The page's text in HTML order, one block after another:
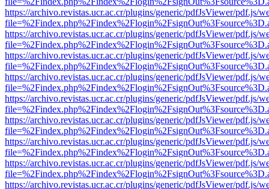
https://archivo.revistas.ucr.ac.cr/plugins/generic/pdfJsViewer/pdf.js/
https://archivo.revistas.ucr.ac.cr/plugins/generic/pdfJsViewer/pdf.js/
https://archivo.revistas.ucr.ac.cr/plugins/generic/pdfJsViewer/pdf.js/
https://archivo.revistas.ucr.ac.cr/plugins/generic/pdfJsViewer/pdf.js/
https://archivo.revistas.ucr.ac.cr/plugins/generic/pdfJsViewer/pdf.js/
https://archivo.revistas.ucr.ac.cr/plugins/generic/pdfJsViewer/pdf.js/
https://archivo.revistas.ucr.ac.cr/plugins/generic/pdfJsViewer/pdf.js/
https://archivo.revistas.ucr.ac.cr/plugins/generic/pdfJsViewer/pdf.js/
https://archivo.revistas.ucr.ac.cr/plugins/generic/pdfJsViewer/pdf.js/